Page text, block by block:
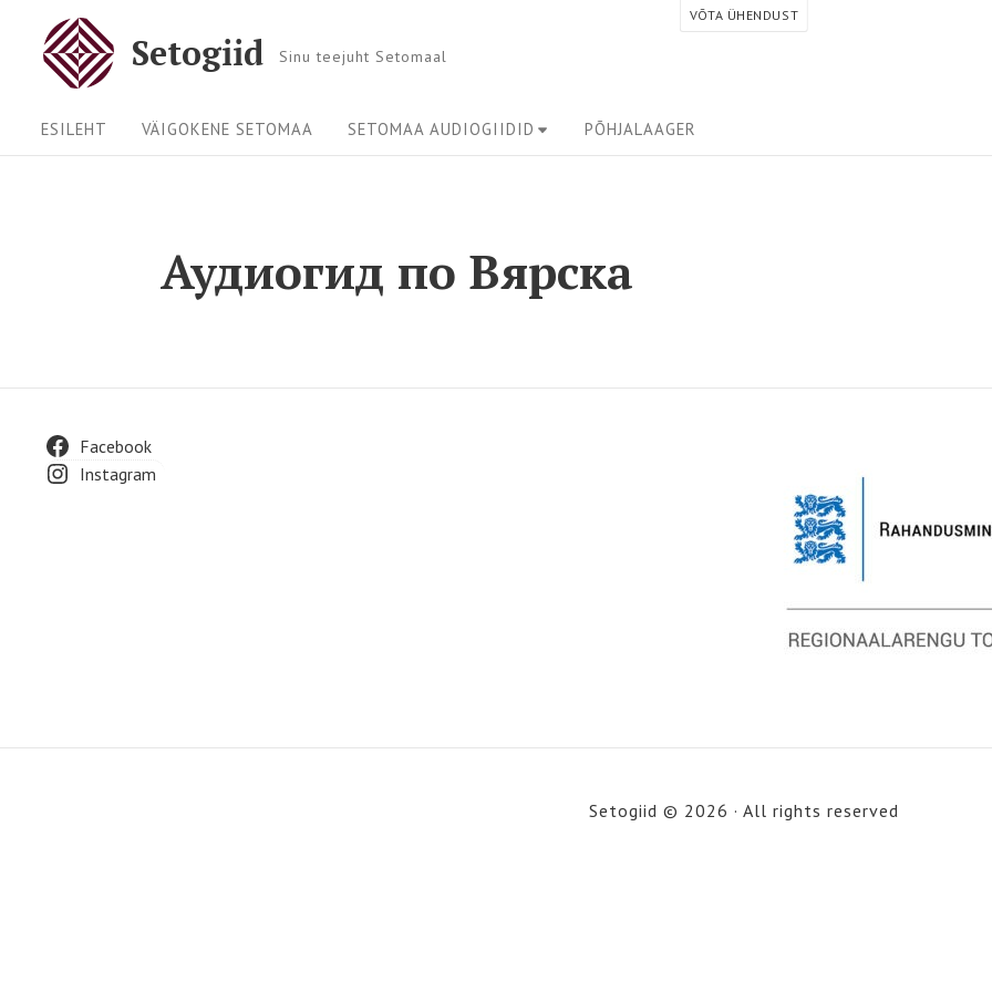
content
Setogiid Sinu teejuht Setomaal
VÕTA ÜHENDUST
Site
Navigation
ESILEHT VÄIGOKENE SETOMAA SETOMAA AUDIOGIIDID PÕHJALAAGER
Аудиогид по Вярска
Footer
Widget
Facebook
Instagram
Setogiid © 2026 · All rights reserved